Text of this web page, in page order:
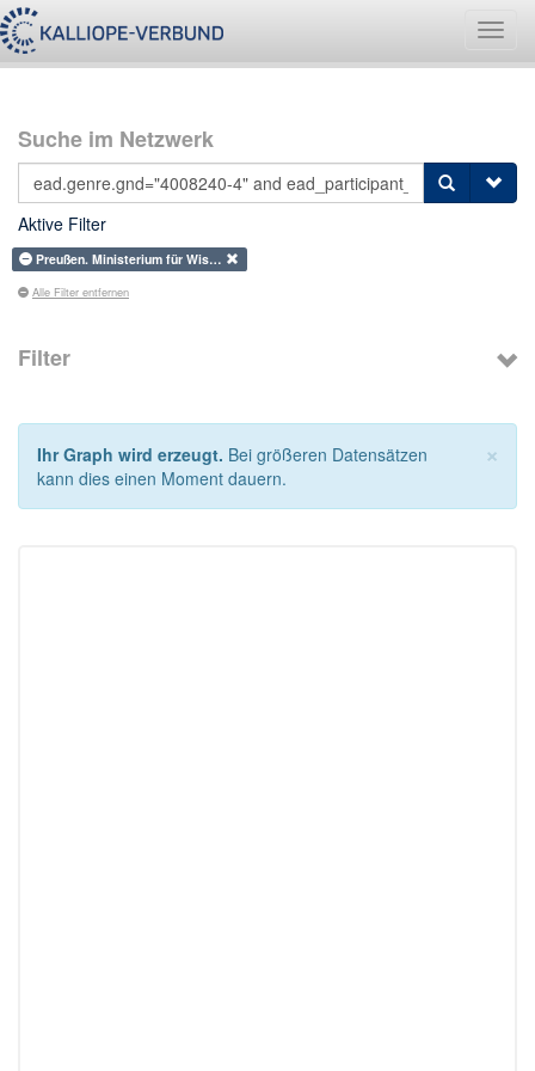
Suche im Netzwerk
Aktive Filter
Preußen. Ministerium für Wis…
Alle Filter entfernen
Filter
×
Ihr Graph wird erzeugt. Bei größeren Datensätzen
kann dies einen Moment dauern.